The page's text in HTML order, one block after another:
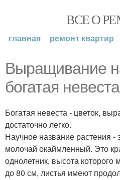
ВСЕ О
главная ремонт квартир
Выращивание
богатая
Богатая невеста - цветок,
достаточно легко.
Научное название растения
молочай окаймленный. Это
однолетник, высота которого
до 80 см, листья имеют